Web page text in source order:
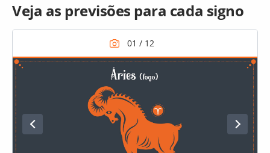
Veja as previsões para cada signo